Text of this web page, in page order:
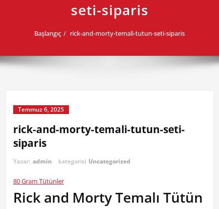
seti-siparis
Başlangıç rick-and-morty-temali-tutun-seti-siparis
Temmuz 6, 2025
rick-and-morty-temali-tutun-seti-
siparis
Yazar: admin kategorisi Uncategorized
80 Gram Tütünler
Rick and Morty Temalı Tütün